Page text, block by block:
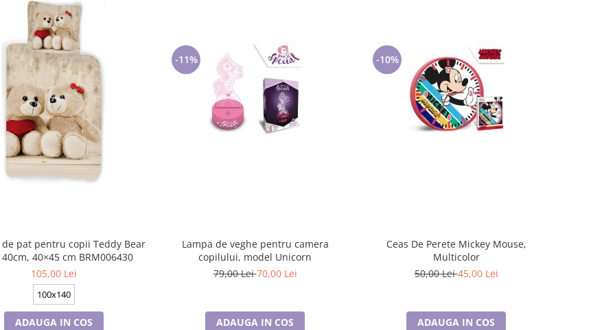
de pat pentru copii Teddy Bear
40×45 cm BRM006430
105,00 Lei
100x140
ADAUGA IN COS
-11%
Lampa de veghe pentru camera
copilului, model Unicorn
79,00 Lei70,00 Lei
ADAUGA IN COS
-10%
Ceas De Perete Mickey Mouse,
Multicolor
50,00 Lei45,00 Lei
ADAUGA IN COS